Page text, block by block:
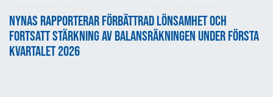
Nynas rapporterar förbättrad lönsamhet och
fortsatt stärkning av balansräkningen under första
kvartalet 2026